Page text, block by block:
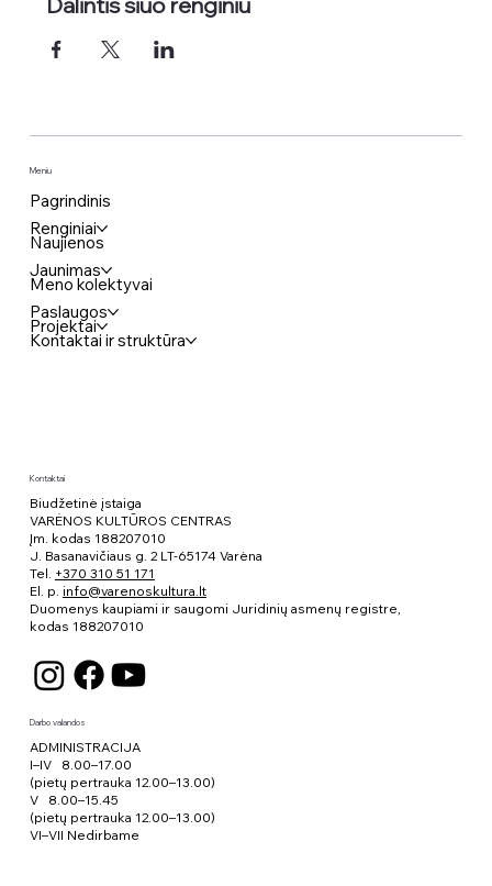
Meniu
Pagrindinis
Renginiai
Naujienos
Jaunimas
Meno kolektyvai
Paslaugos
Projektai
Kontaktai ir struktūra
Kontaktai
Biudžetinė įstaiga
VARĖNOS KULTŪROS CENTRAS
Įm. kodas 188207010
J. Basanavičiaus g. 2 LT-65174 Varėna
Tel. +370 310 51 171
El. p. info@varenoskultura.lt
Duomenys kaupiami ir saugomi Juridinių asmenų registre,
kodas 188207010
Darbo valandos
ADMINISTRACIJA
I–IV 8.00–17.00
(pietų pertrauka 12.00–13.00)
V 8.00–15.45
(pietų pertrauka 12.00–13.00)
VI–VII Nedirbame